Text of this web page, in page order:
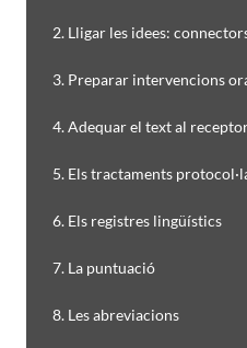
2. Lligar les idees:
3. Preparar intervencions
4. Adequar el text al
5. Els tractaments
6. Els registres lingüístics
7. La puntuació
8. Les abreviacions